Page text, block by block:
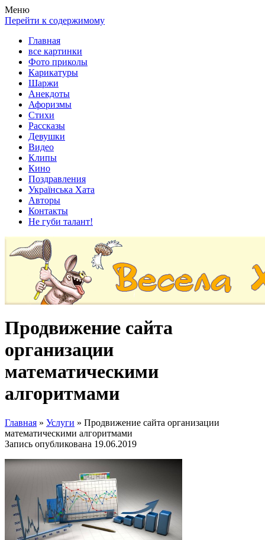
Весела хата — прикольные картинки, смешные истории,
клипы!
Покажем всем ваши фото приколы, карикатуры, шаржи, стихи,
рассказы, видео и песни!
Меню
Перейти к содержимому
Главная
все картинки
Фото приколы
Карикатуры
Шаржи
Анекдоты
Афоризмы
Стихи
Рассказы
Девушки
Видео
Клипы
Кино
Поздравления
Українська Хата
Авторы
Контакты
Не губи талант!
Продвижение сайта
организации
математическими
алгоритмами
Главная » Услуги » Продвижение сайта организации
математическими алгоритмами
Запись опубликована 19.06.2019